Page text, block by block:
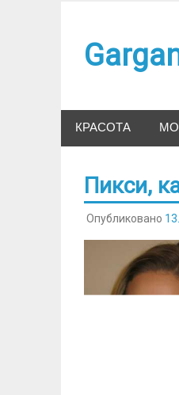
КРАСОТА
Пикси,
Опубликовано